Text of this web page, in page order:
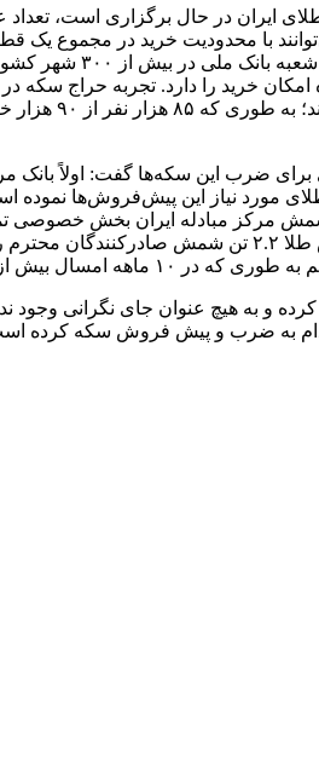
ایران در حال برگزاری است،
با محدودیت خرید در مجموع یک
ربع‌سکه در هر سه سررسید
قطعه سکه به مردم
ضرب این سکه‌ها گفت: اولاً بانک
مورد نیاز این پیش‌فروش‌ها نموده
حراج شمش مرکز مبادله ایران بخش
انجام وظایف محوله خود ورود و اقدام به خرید شمش کرده به طوری که
و به هیچ عنوان جای نگرانی وجود
به ضرب و پیش فروش سکه کرده